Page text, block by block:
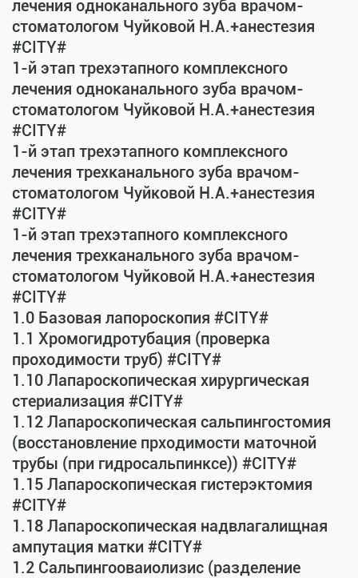
лечения одноканального зуба врачом-
стоматологом Чуйковой Н.А.+анестезия
#CITY#
1-й этап трехэтапного комплексного
лечения одноканального зуба врачом-
стоматологом Чуйковой Н.А.+анестезия
#CITY#
1-й этап трехэтапного комплексного
лечения трехканального зуба врачом-
стоматологом Чуйковой Н.А.+анестезия
#CITY#
1-й этап трехэтапного комплексного
лечения трехканального зуба врачом-
стоматологом Чуйковой Н.А.+анестезия
#CITY#
1.0 Базовая лапороскопия #CITY#
1.1 Хромогидротубация (проверка
проходимости труб) #CITY#
1.10 Лапароскопическая хирургическая
стериализация #CITY#
1.12 Лапароскопическая сальпингостомия
(восстановление прходимости маточной
трубы (при гидросальпинксе)) #CITY#
1.15 Лапароскопическая гистерэктомия
#CITY#
1.18 Лапароскопическая надвлагалищная
ампутация матки #CITY#
1.2 Сальпингооваиолизис (разделение